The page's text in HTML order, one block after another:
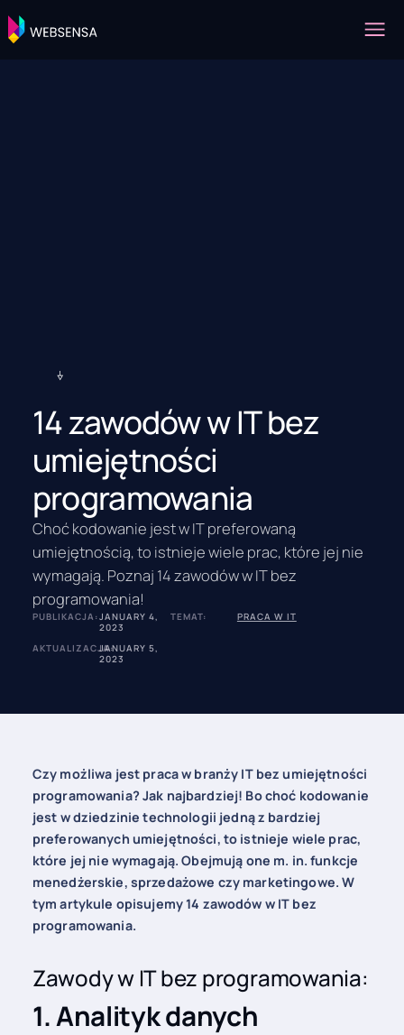
14 zawodów w IT bez
umiejętności
programowania
Choć kodowanie jest w IT preferowaną
umiejętnością, to istnieje wiele prac, które jej nie
wymagają. Poznaj 14 zawodów w IT bez
programowania!
PUBLIKACJA:JANUARY 4,
2023
AKTUALIZACJA:JANUARY 5,
2023
TEMAT: PRACA W IT
Czy możliwa jest praca w branży IT bez umiejętności
programowania? Jak najbardziej! Bo choć kodowanie
jest w dziedzinie technologii jedną z bardziej
preferowanych umiejętności, to istnieje wiele prac,
które jej nie wymagają. Obejmują one m. in. funkcje
menedżerskie, sprzedażowe czy marketingowe. W
tym artykule opisujemy 14 zawodów w IT bez
programowania.
Zawody w IT bez programowania:
1. Analityk danych